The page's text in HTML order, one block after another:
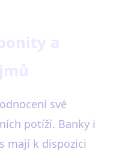
své
potíží. Banky i
mají k dispozici